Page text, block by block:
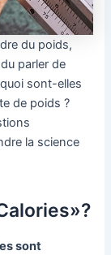
du poids,
parler de
sont-elles
de poids ?
la science
sont